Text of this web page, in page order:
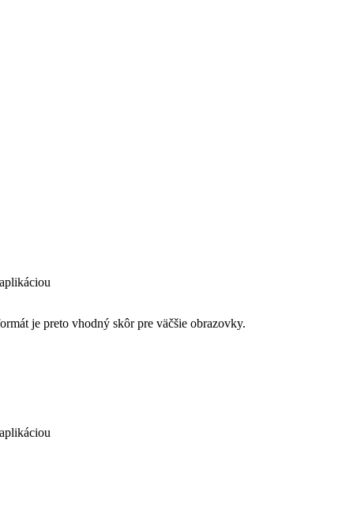
je preto vhodný skôr pre väčšie obrazovky.